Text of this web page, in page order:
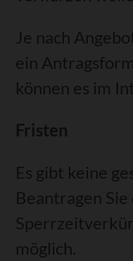
Je nach
ein
können es im
Fristen
Es gibt keine
Beantragen Sie
möglich.